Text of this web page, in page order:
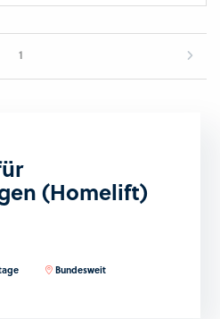
1
(Homelift)
Bundesweit